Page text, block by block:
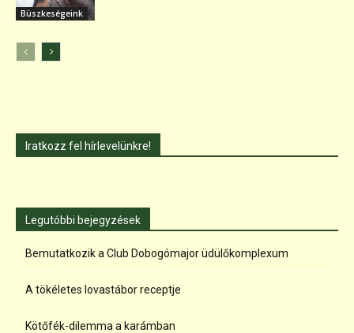
Büszkeségeink
Iratkozz fel hírlevelünkre!
Legutóbbi bejegyzések
Bemutatkozik a Club Dobogómajor üdülőkomplexum
A tökéletes lovastábor receptje
Kötőfék-dilemma a karámban